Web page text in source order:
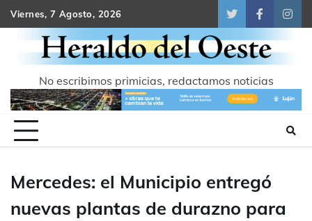
Skip
to
content
Viernes, 7 Agosto, 2026
TwitterFacebook
No escribimos primicias, redactamos noticias
Mercedes: el Municipio entregó
nuevas plantas de durazno para